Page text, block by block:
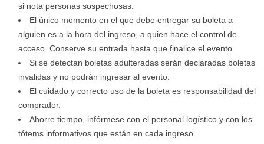
si nota personas sospechosas.
El único momento en el que debe entregar su boleta a
alguien es a la hora del ingreso, a quien hace el control de
acceso. Conserve su entrada hasta que finalice el evento.
Si se detectan boletas adulteradas serán declaradas boletas
invalidas y no podrán ingresar al evento.
El cuidado y correcto uso de la boleta es responsabilidad del
comprador.
Ahorre tiempo, infórmese con el personal logístico y con los
tótems informativos que están en cada ingreso.